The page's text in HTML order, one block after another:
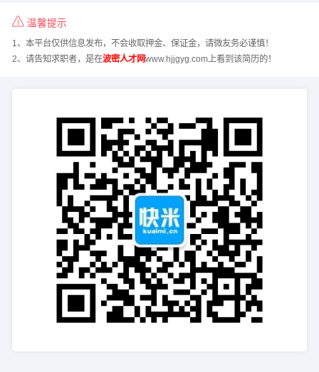
温馨提示
1、本平台仅供信息发布，不会收取押金、保证金，请微友务必谨慎！
2、请告知求职者，是在波密人才网www.hjjgyg.com上看到该简历的！